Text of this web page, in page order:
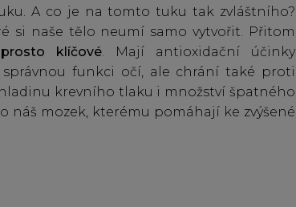
A co je na tomto tuku tak zvláštního?
si naše tělo neumí samo vytvořit. Přitom
klíčové . Mají antioxidační účinky
funkci očí, ale chrání také proti
krevního tlaku i množství špatného
mozek, kterému pomáhají ke zvýšené